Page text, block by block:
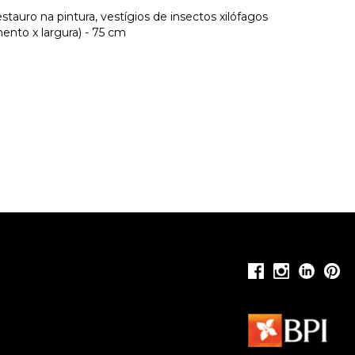
na pintura, vestígios de insectos xilófagos
x largura) - 75 cm